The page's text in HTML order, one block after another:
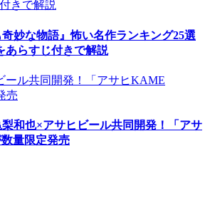
奇妙な物語』怖い名作ランキング25選
あらすじ付きで解説
梨和也×アサヒビール共同開発！「アサ
量限定発売